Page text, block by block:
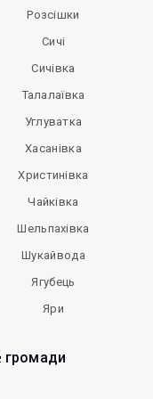
Розсішки
Сичі
Сичівка
Талалаївка
Углуватка
Хасанівка
Христинівка
Чайківка
Шельпахівка
Шукайвода
Ягубець
Яри
громади